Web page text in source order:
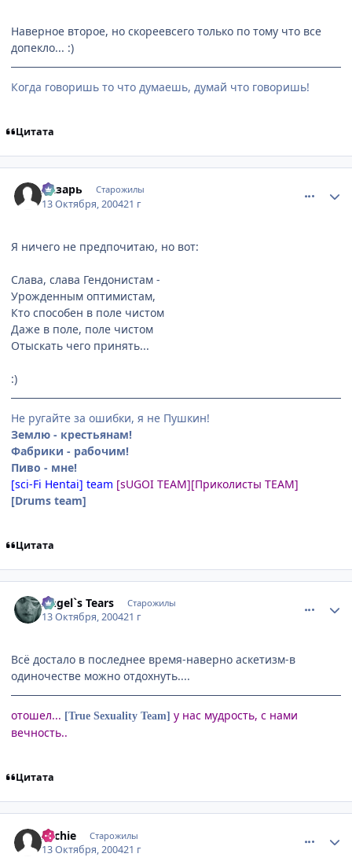
Наверное второе, но скореевсего только по тому что все
допекло... :)
Когда говоришь то что думаешь, думай что говоришь!
Цитата
Лазарь Старожилы
13 Октября, 200421 г
Я ничего не предпочитаю, но вот:
Слава, слава Гендонистам -
Урожденным оптимистам,
Кто способен в поле чистом
Даже в поле, поле чистом
Отыскать чего принять...
:)
Не ругайте за ошибки, я не Пушкин!
Землю - крестьянам!
Фабрики - рабочим!
Пиво - мне!
[sci-Fi Hentai] team [sUGOI TEAM][Приколисты TEAM]
[Drums team]
Цитата
Angel`s Tears Старожилы
13 Октября, 200421 г
Всё достало в последнее время-наверно аскетизм-в
одиночестве можно отдохнуть....
отошел... [True Sexuality Team] у нас мудрость, с нами
вечность..
Цитата
Archie Старожилы
13 Октября, 200421 г